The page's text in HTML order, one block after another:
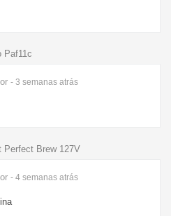
Paf11c
- 3 semanas atrás
Perfect Brew 127V
- 4 semanas atrás